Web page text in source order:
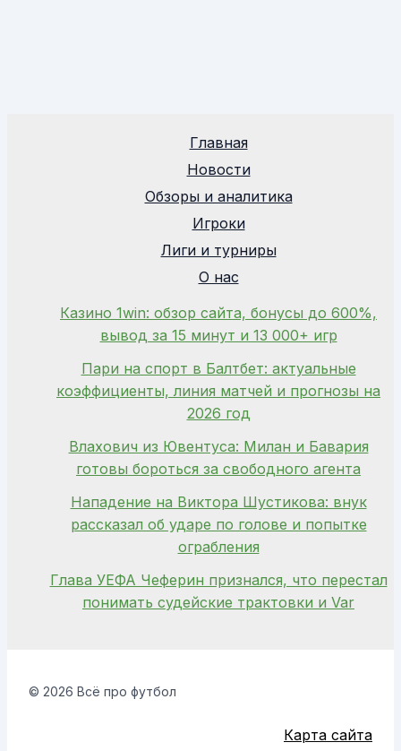
Главная
Новости
Обзоры и аналитика
Игроки
Лиги и турниры
О нас
Казино 1win: обзор сайта, бонусы до 600%,
вывод за 15 минут и 13 000+ игр
Пари на спорт в Балтбет: актуальные
коэффициенты, линия матчей и прогнозы на
2026 год
Влахович из Ювентуса: Милан и Бавария
готовы бороться за свободного агента
Нападение на Виктора Шустикова: внук
рассказал об ударе по голове и попытке
ограбления
Глава УЕФА Чеферин признался, что перестал
понимать судейские трактовки и Var
© 2026 Всё про футбол
Карта сайта